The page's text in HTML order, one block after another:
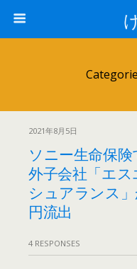
2021年8月5日
ソニー生命保
外子会社「エ
シュアランス
円流出
4 RESPONSES